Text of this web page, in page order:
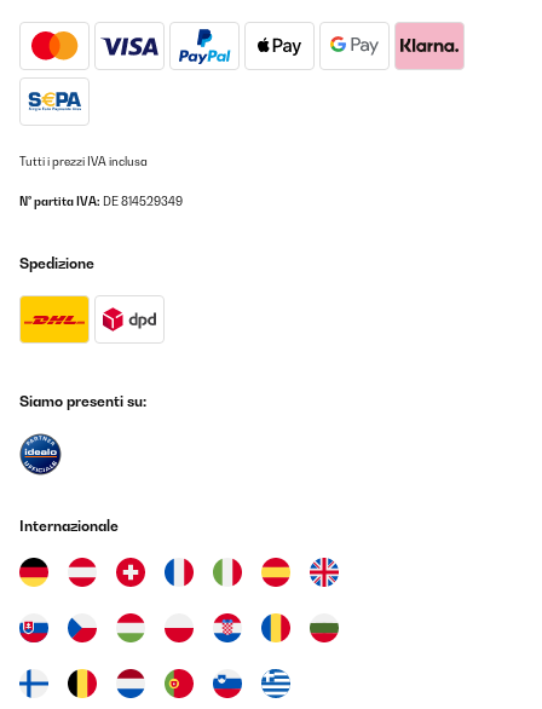
Tutti i prezzi IVA inclusa
N° partita IVA: DE 814529349
Spedizione
Siamo presenti su:
Internazionale